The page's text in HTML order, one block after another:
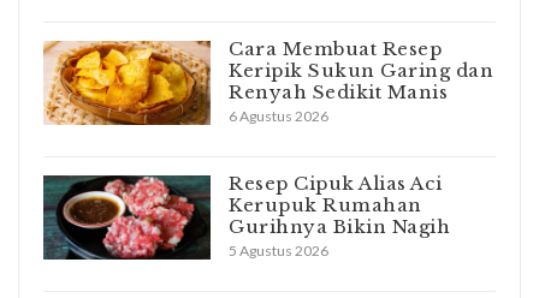
Cara Membuat Resep
Keripik Sukun Garing dan
Renyah Sedikit Manis
6 Agustus 2026
Resep Cipuk Alias Aci
Kerupuk Rumahan
Gurihnya Bikin Nagih
5 Agustus 2026